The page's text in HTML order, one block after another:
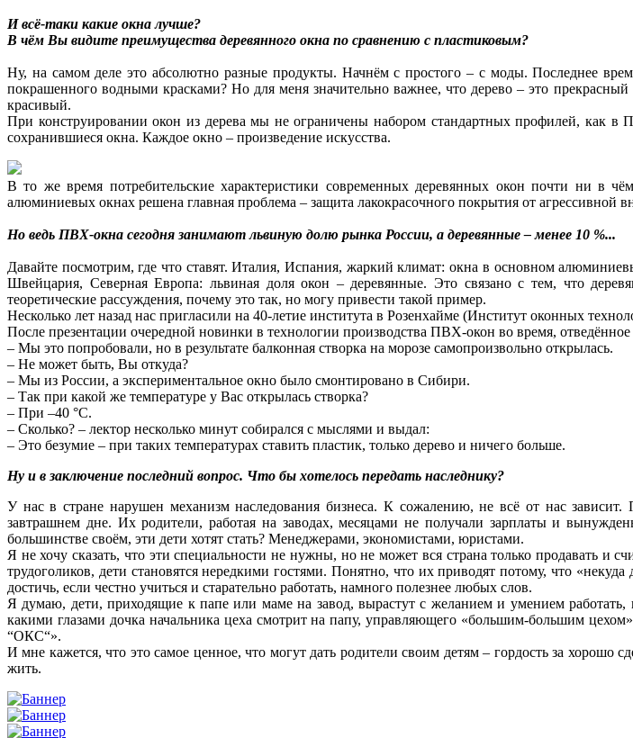
И всё-таки какие окна лучше?
В чём Вы видите преимущества деревянного окна по сравнению с пластиковым?
Ну, на самом деле это абсолютно разные продукты. Начнём с простого – с моды. Последнее
покрашенного водными красками? Но для меня значительно важнее, что дерево – это
красивый.
При конструировании окон из дерева мы не ограничены набором стандартных профилей, как
сохранившиеся окна. Каждое окно – произведение искусства.
В то же время потребительские характеристики современных деревянных окон почти ни в
алюминиевых окнах решена главная проблема – защита лакокрасочного покрытия от агрессивной
Но ведь ПВХ-окна сегодня занимают львиную долю рынка России, а деревянные – менее 10 %...
Давайте посмотрим, где что ставят. Италия, Испания, жаркий климат: окна в основном
Швейцария, Северная Европа: львиная доля окон – деревянные. Это связано с тем, что
теоретические рассуждения, почему это так, но могу привести такой пример.
Несколько лет назад нас пригласили на 40-летие института в Розенхайме (Институт оконных
После презентации очередной новинки в технологии производства ПВХ-окон во время,
– Мы это попробовали, но в результате балконная створка на морозе самопроизвольно открылась.
– Не может быть, Вы откуда?
– Мы из России, а экспериментальное окно было смонтировано в Сибири.
– Так при какой же температуре у Вас открылась створка?
– При –40 °С.
– Сколько? – лектор несколько минут собирался с мыслями и выдал:
– Это безумие – при таких температурах ставить пластик, только дерево и ничего больше.
Ну и в заключение последний вопрос. Что бы хотелось передать наследнику?
У нас в стране нарушен механизм наследования бизнеса. К сожалению, не всё от нас
завтрашнем дне. Их родители, работая на заводах, месяцами не получали зарплаты и
большинстве своём, эти дети хотят стать? Менеджерами, экономистами, юристами.
Я не хочу сказать, что эти специальности не нужны, но не может вся страна только продавать и
трудоголиков, дети становятся нередкими гостями. Понятно, что их приводят потому, что
достичь, если честно учиться и старательно работать, намного полезнее любых слов.
Я думаю, дети, приходящие к папе или маме на завод, вырастут с желанием и умением работать,
какими глазами дочка начальника цеха смотрит на папу, управляющего «большим-большим
“ОКС“».
И мне кажется, что это самое ценное, что могут дать родители своим детям – гордость за хорошо
жить.